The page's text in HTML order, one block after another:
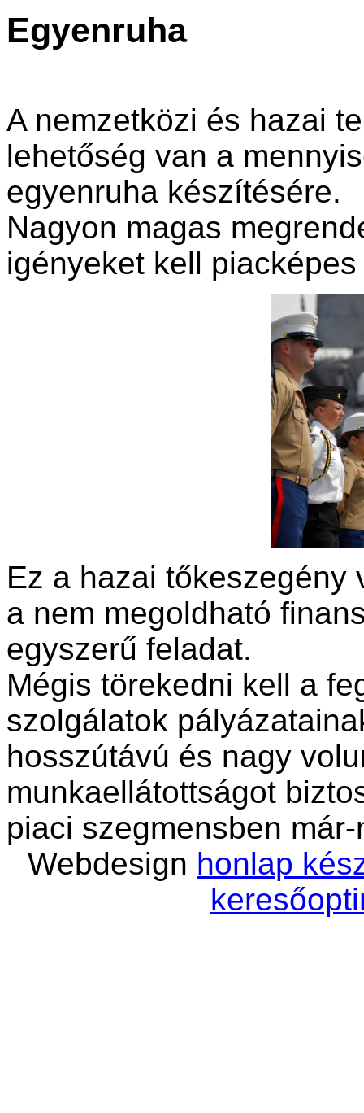
Egyenruha
A nemzetközi és hazai
lehetőség van a
egyenruha készítésére.
Nagyon magas
igényeket kell
Ez a hazai tőkeszegény
a nem megoldható
egyszerű feladat.
Mégis törekedni kell a
szolgálatok
hosszútávú és nagy
munkaellátottságot
piaci szegmensben
Webdesign honlap